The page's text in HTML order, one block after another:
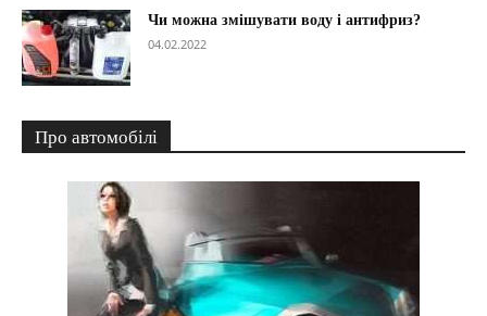
Чи можна змішувати воду і антифриз?
04.02.2022
Про автомобілі